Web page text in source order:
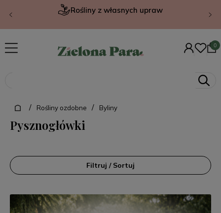
Rośliny z własnych upraw
/ Rośliny ozdobne / Byliny
Pysznogłówki
Filtruj / Sortuj